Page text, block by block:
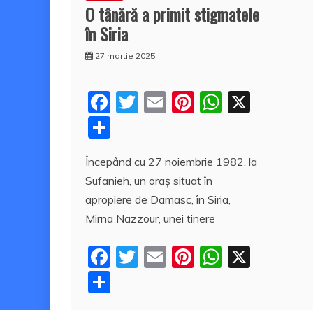
O tânără a primit stigmatele
în Siria
27 martie 2025
F
e
b
o
k
T
er
E
l
Pi
e
st
W
s
A
p
rt
aj
e
a
z
Începând cu 27 noiembrie 1982, la
Sufanieh, un oraş situat în
apropiere de Damasc, în Siria,
Mirna Nazzour, unei tinere
F
T
E
Pi W